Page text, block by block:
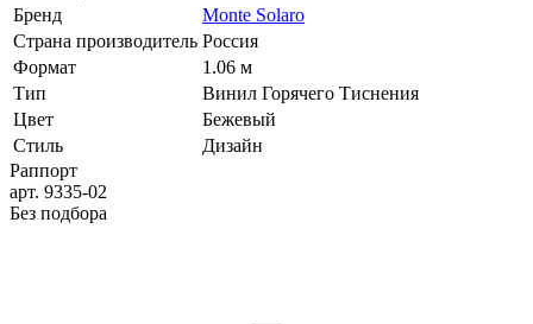
Бренд
Monte Solaro
Страна производитель Россия
Формат
1.06 м
Тип
Винил Горячего Тиснения
Цвет
Бежевый
Стиль
Дизайн
Раппорт
арт. 9335-02
Без подбора